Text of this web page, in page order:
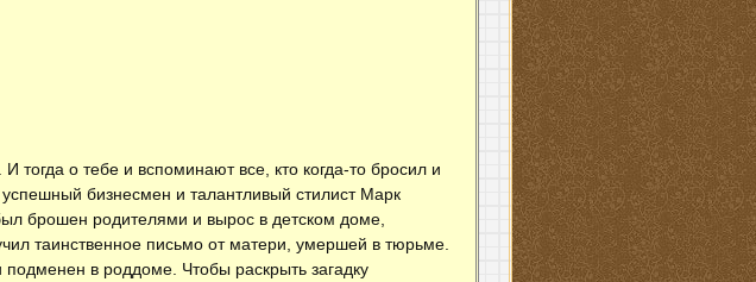
тогда о тебе и вспоминают все, кто когда-то бросил и
бизнесмен и талантливый стилист Марк
брошен родителями и вырос в детском доме,
таинственное письмо от матери, умершей в тюрьме.
в роддоме. Чтобы раскрыть загадку